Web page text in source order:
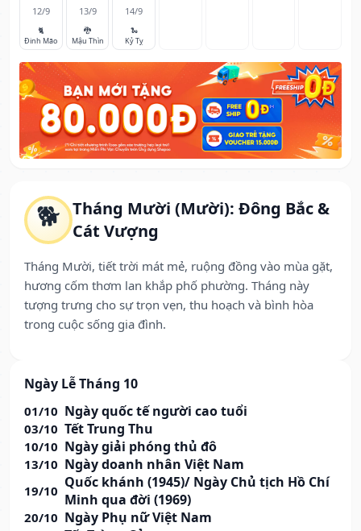
🐕 Tháng Mười (Mười): Đông Bắc &
Cát Vượng
Tháng Mười, tiết trời mát mẻ, ruộng đồng vào mùa gặt,
hương cốm thơm lan khắp phố phường. Tháng này
tượng trưng cho sự trọn vẹn, thu hoạch và bình hòa
trong cuộc sống gia đình.
Ngày Lễ Tháng 10
01/10 Ngày quốc tế người cao tuổi
03/10 Tết Trung Thu
10/10 Ngày giải phóng thủ đô
13/10 Ngày doanh nhân Việt Nam
19/10 Quốc khánh (1945)/ Ngày Chủ tịch Hồ Chí
Minh qua đời (1969)
20/10 Ngày Phụ nữ Việt Nam
12/9
🐈
Đinh Mão
13/9
🐉
Mậu Thìn
14/9
🐍
Kỷ Tỵ